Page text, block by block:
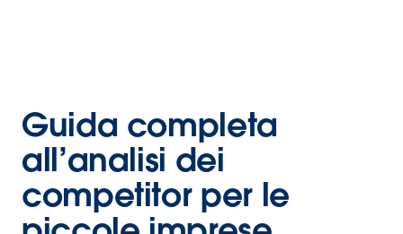
Guida completa
all’analisi dei
competitor per le